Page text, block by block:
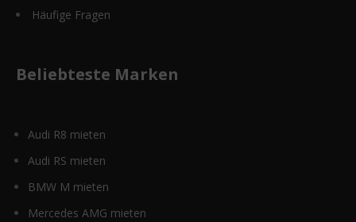
Häufige Fragen
Beliebteste Marken
Audi R8 mieten
Audi RS mieten
BMW M mieten
Mercedes AMG mieten